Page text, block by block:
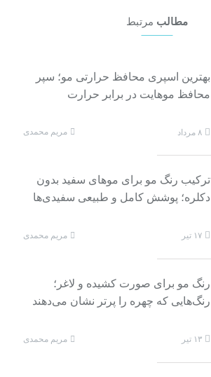
مطالب مرتبط
بهترین اسپری محافظ حرارتی مو؛ سپر
محافظ موهایت در برابر حرارت
۸ مرداد مریم محمدی
ترکیب رنگ مو برای موهای سفید بدون
دکلره؛ پوشش کامل و طبیعی سفیدی‌ها
۱۷ تیر مریم محمدی
رنگ مو برای صورت کشیده و لاغر؛
رنگ‌هایی که چهره را پرتر نشان می‌دهند
۱۳ تیر مریم محمدی